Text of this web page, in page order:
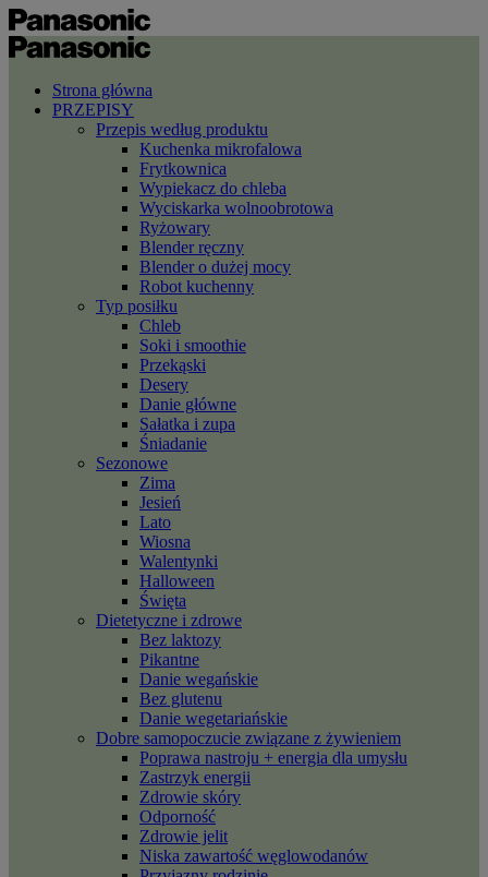
Strona główna
PRZEPISY
Przepis według produktu
Kuchenka mikrofalowa
Frytkownica
Wypiekacz do chleba
Wyciskarka wolnoobrotowa
Ryżowary
Blender ręczny
Blender o dużej mocy
Robot kuchenny
Typ posiłku
Chleb
Soki i smoothie
Przekąski
Desery
Danie główne
Sałatka i zupa
Śniadanie
Sezonowe
Zima
Jesień
Lato
Wiosna
Walentynki
Halloween
Święta
Dietetyczne i zdrowe
Bez laktozy
Pikantne
Danie wegańskie
Bez glutenu
Danie wegetariańskie
Dobre samopoczucie związane z żywieniem
Poprawa nastroju + energia dla umysłu
Zastrzyk energii
Zdrowie skóry
Odporność
Zdrowie jelit
Niska zawartość węglowodanów